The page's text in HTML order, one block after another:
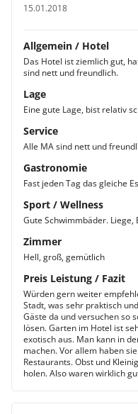
15.01.2018
Allgemein / Hotel
Das Hotel ist ziemlich gut,
sind nett und freundlich.
Lage
Eine gute Lage, bist relativ
Service
Alle MA sind nett und
Gastronomie
Fast jeden Tag das gleiche
Sport / Wellness
Gute Schwimmbäder. Liege,
Zimmer
Hell, groß, gemütlich
Preis Leistung / Fazit
Würden gern weiter
Stadt, was sehr praktisch
Gäste da und versuchen so
lösen. Garten im Hotel ist
exotisch aus. Man kann in
machen. Vor allem haben
Restaurants. Obst und
holen. Also waren wirklich